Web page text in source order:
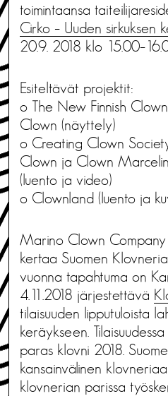
toimintaansa
Cirko – Uuden sirkuksen
20.9. 2018 klo
Esiteltävät projektit:
o The New Finnish
Clown (näyttely)
o Creating Clown
Clown ja Clown
(luento ja video)
o Clownland (luento ja
Marino Clown
kertaa Suomen
vuonna tapahtuma on
4.11.2018 järjestettävä
tilaisuuden lipputuloista
keräykseen.
paras klovni 2018.
kansainvälinen
klovnerian parissa